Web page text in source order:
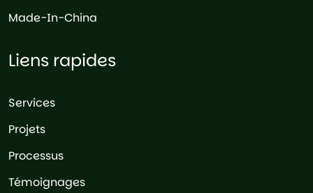
Made-In-China
Liens rapides
Services
Projets
Processus
Témoignages